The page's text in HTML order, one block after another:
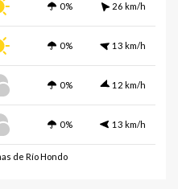
0% 26 km/h
0% 13 km/h
0% 12 km/h
0% 13 km/h
de Río Hondo